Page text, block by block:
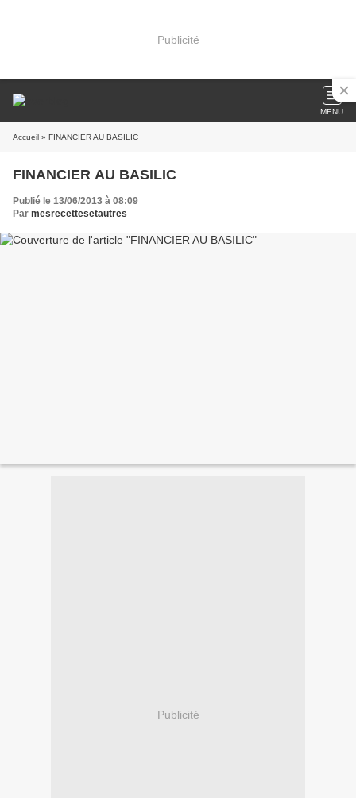
Publicité
MENU
Accueil » FINANCIER AU BASILIC
FINANCIER AU BASILIC
Publié le 13/06/2013 à 08:09
Par mesrecettesetautres
Publicité